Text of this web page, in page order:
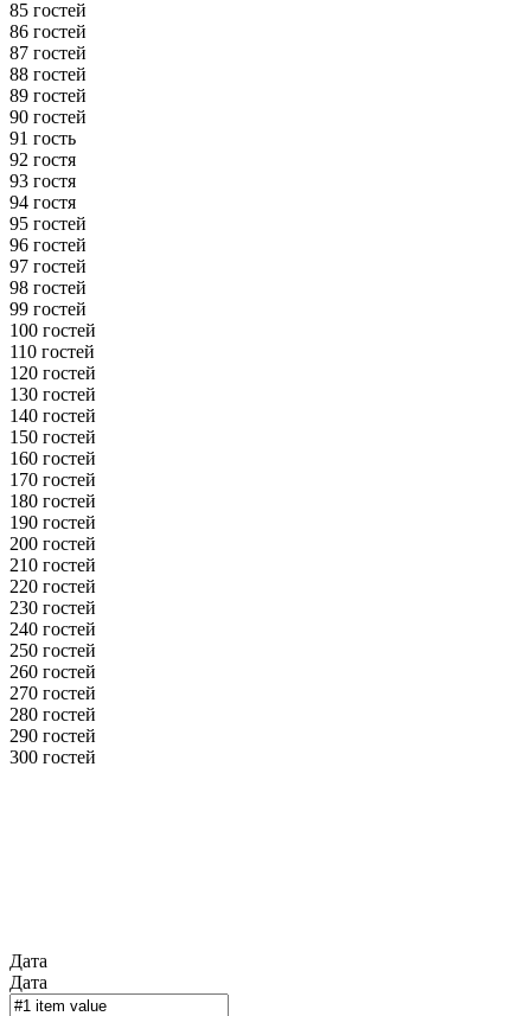
85 гостей
86 гостей
87 гостей
88 гостей
89 гостей
90 гостей
91 гость
92 гостя
93 гостя
94 гостя
95 гостей
96 гостей
97 гостей
98 гостей
99 гостей
100 гостей
110 гостей
120 гостей
130 гостей
140 гостей
150 гостей
160 гостей
170 гостей
180 гостей
190 гостей
200 гостей
210 гостей
220 гостей
230 гостей
240 гостей
250 гостей
260 гостей
270 гостей
280 гостей
290 гостей
300 гостей
Дата
Дата